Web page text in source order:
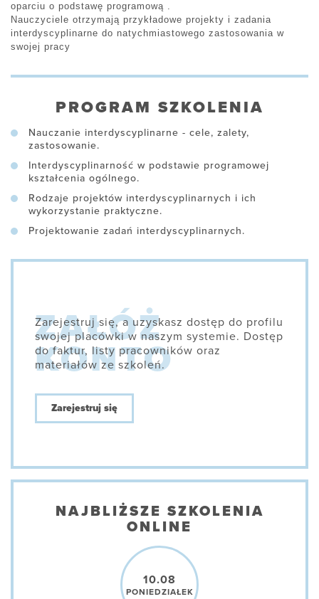
oparciu o podstawę programową .
Nauczyciele otrzymają przykładowe projekty i zadania
interdyscyplinarne do natychmiastowego zastosowania w
swojej pracy
PROGRAM SZKOLENIA
Nauczanie interdyscyplinarne - cele, zalety,
zastosowanie.
Interdyscyplinarność w podstawie programowej
kształcenia ogólnego.
Rodzaje projektów interdyscyplinarnych i ich
wykorzystanie praktyczne.
Projektowanie zadań interdyscyplinarnych.
Zarejestruj się, a uzyskasz dostęp do profilu
swojej placówki w naszym systemie. Dostęp
do faktur, listy pracowników oraz
materiałów ze szkoleń.
Zarejestruj się
NAJBLIŻSZE SZKOLENIA
ONLINE
10.08
PONIEDZIAŁEK